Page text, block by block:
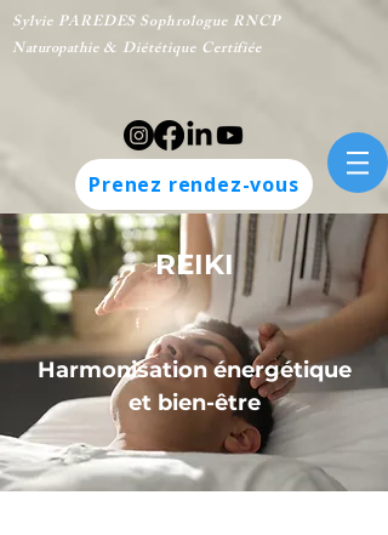
Sylvie PAREDESSophrologue RNCP
Naturopathie& Diététique Certifiée
Prenez rendez-vous
REIKI
Harmonisation énergétique
et bien-être